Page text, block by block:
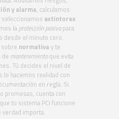
y alarma, calculamos
seleccionamos extintores
la protección pasivapara
desde el minuto cero.
normativa y te
mantenimientoque evita
Tú decides el nivel de
lo hacemos realidad con
en regla. Si
promesas, cuenta con
tu sistema PCI funcione
verdad importa.